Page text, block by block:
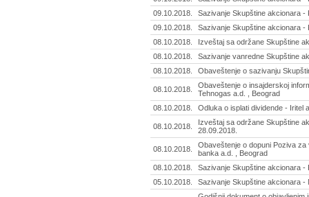
09.10.2018.
Sazivanje Skupštine akcionara -
09.10.2018.
Sazivanje Skupštine akcionara -
08.10.2018.
Izveštaj sa održane Skupštine
08.10.2018.
Sazivanje vanredne Skupštine
08.10.2018.
Obaveštenje o sazivanju
08.10.2018.
Obaveštenje o insajderskoj
Tehnogas a.d. , Beograd
08.10.2018.
Odluka o isplati dividende - Iritel
08.10.2018.
Izveštaj sa održane Skupštine
28.09.2018.
08.10.2018.
Obaveštenje o dopuni Poziva
banka a.d. , Beograd
08.10.2018.
Sazivanje Skupštine akcionara -
05.10.2018.
Sazivanje Skupštine akcionara